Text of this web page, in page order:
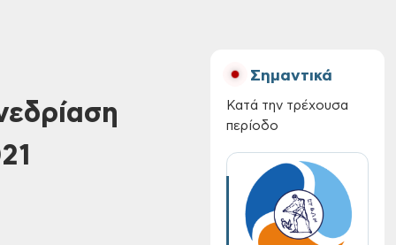
Σημαντικά
Κατά την τρέχουσα
περίοδο